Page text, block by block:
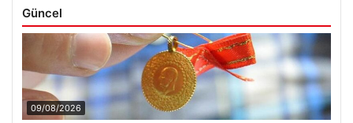
Güncel
09/08/2026